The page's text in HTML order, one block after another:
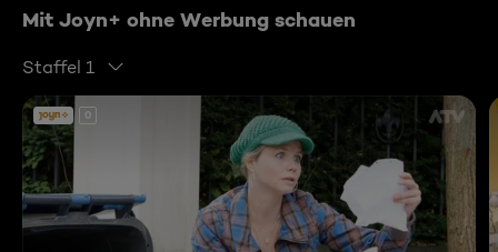
Mit Joyn+ ohne Werbung schauen
Staffel 1
0